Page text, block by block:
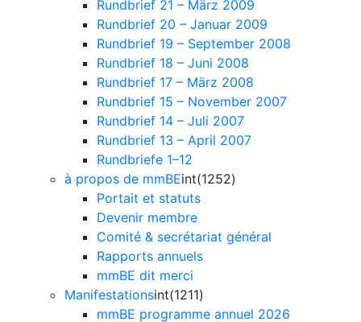
Rundbrief 21 – März 2009
Rundbrief 20 – Januar 2009
Rundbrief 19 – September 2008
Rundbrief 18 – Juni 2008
Rundbrief 17 – März 2008
Rundbrief 15 – November 2007
Rundbrief 14 – Juli 2007
Rundbrief 13 – April 2007
Rundbriefe 1–12
à propos de mmBEint(1252)
Portait et statuts
Devenir membre
Comité & secrétariat général
Rapports annuels
mmBE dit merci
Manifestationsint(1211)
mmBE programme annuel 2026